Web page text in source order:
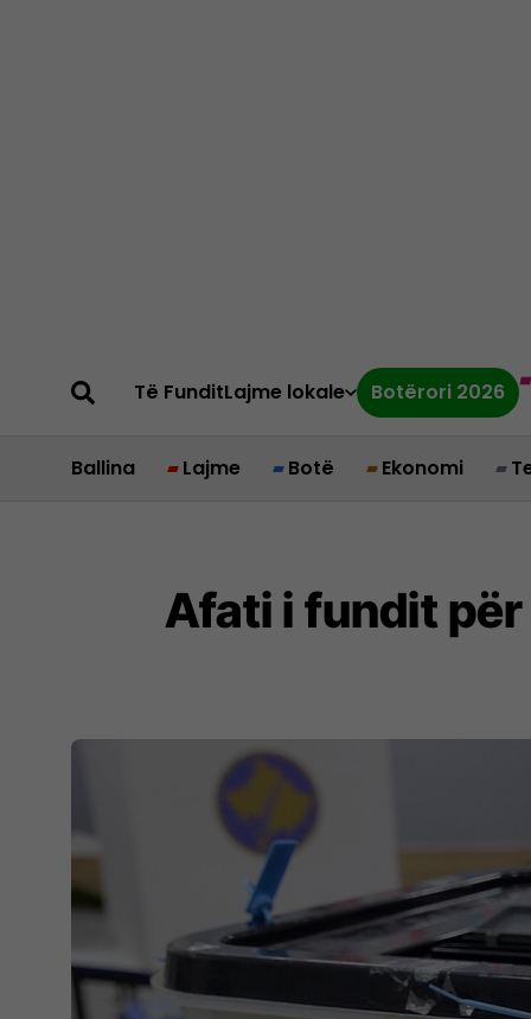
Të FunditLajme lokale Botërori 2026
Ballina Lajme Botë Ekonomi
Afati i fundit